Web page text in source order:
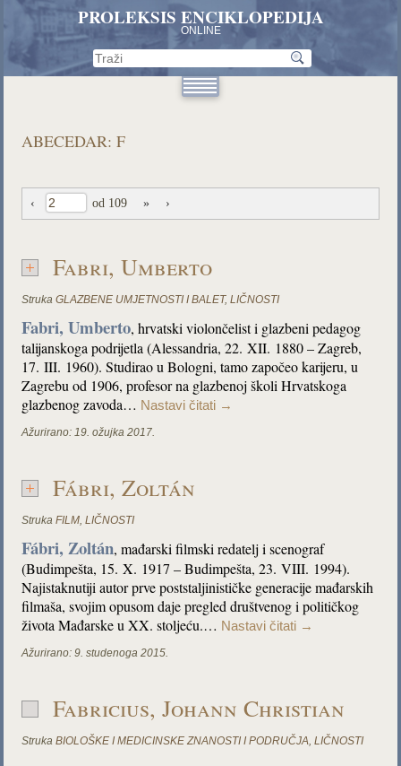
PROLEKSIS ENCIKLOPEDIJA
ONLINE
ABECEDAR: F
‹ od 109 » ›
Fabri, Umberto
Struka GLAZBENE UMJETNOSTI I BALET,LIČNOSTI
Fabri, Umberto, hrvatski violončelist i glazbeni pedagog
talijanskoga podrijetla (Alessandria, 22. XII. 1880 – Zagreb,
17. III. 1960). Studirao u Bologni, tamo započeo karijeru, u
Zagrebu od 1906, profesor na glazbenoj školi Hrvatskoga
glazbenog zavoda… Nastavi čitati →
Ažurirano: 19. ožujka 2017.
Fábri, Zoltán
Struka FILM,LIČNOSTI
Fábri, Zoltán, mađarski filmski redatelj i scenograf
(Budimpešta, 15. X. 1917 – Budimpešta, 23. VIII. 1994).
Najistaknutiji autor prve poststaljinističke generacije mađarskih
filmaša, svojim opusom daje pregled društvenog i političkog
života Mađarske u XX. stoljeću.… Nastavi čitati →
Ažurirano: 9. studenoga 2015.
Fabricius, Johann Christian
Struka BIOLOŠKE I MEDICINSKE ZNANOSTI I PODRUČJA,LIČNOSTI